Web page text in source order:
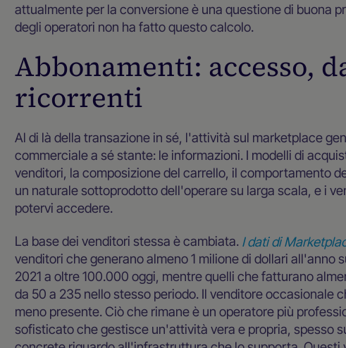
attualmente per la conversione è una questione di buona
degli operatori non ha fatto questo calcolo.
Abbonamenti: accesso,
ricorrenti
Al di là della transazione in sé, l'attività sul marketplace
commerciale a sé stante: le informazioni. I modelli di
venditori, la composizione del carrello, il comportamento
un naturale sottoprodotto dell'operare su larga scala, e i
potervi accedere.
La base dei venditori stessa è cambiata. I dati di
venditori che generano almeno 1 milione di dollari all'anno
2021 a oltre 100.000 oggi, mentre quelli che fatturano
da 50 a 235 nello stesso periodo. Il venditore occasionale
meno presente. Ciò che rimane è un operatore più
sofisticato che gestisce un'attività vera e propria, spesso